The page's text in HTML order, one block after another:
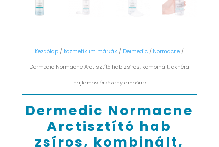
Kezdőlap / Kozmetikum márkák / Dermedic / Normacne /
Dermedic Normacne Arctisztító hab zsíros, kombinált, aknéra
hajlamos érzékeny arcbőrre
Dermedic Normacne
Arctisztító hab
zsíros, kombinált,